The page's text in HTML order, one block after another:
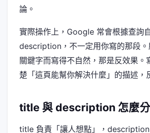
論。
實際操作上，Google 常會根據查詢
description，不一定用你寫的那段
關鍵字而寫得不自然，那是反效果。
楚「這頁能幫你解決什麼」的描述，
title 與 description 怎麼
title 負責「讓人想點」，